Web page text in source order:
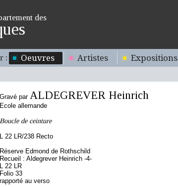
des
: Oeuvres Artistes Expositions
Gravé par ALDEGREVER Heinrich
Ecole allemande
Boucle de ceinture
L 22 LR/238 Recto
Réserve Edmond de Rothschild
Recueil : Aldegrever Heinrich -4-
L 22 LR
Folio 33
rapporté au verso